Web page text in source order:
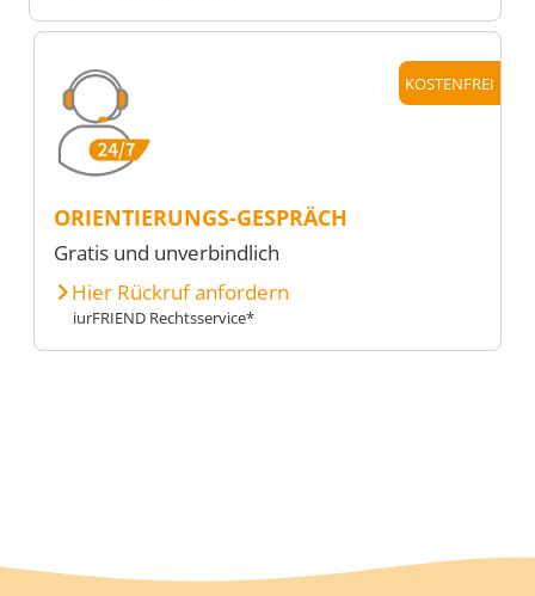
KOSTENFREI
ORIENTIERUNGS-GESPRÄCH
Gratis und unverbindlich
Hier Rückruf anfordern
iurFRIEND Rechtsservice*